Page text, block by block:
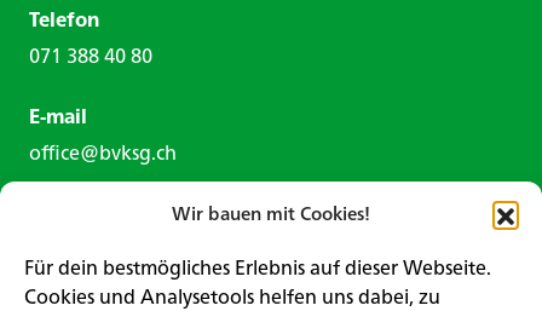
Wir bauen mit Cookies!
Für dein bestmögliches Erlebnis auf dieser Webseite.
Cookies und Analysetools helfen uns dabei, zu
Telefon
071 388 40 80
E-mail
office@bvksg.ch